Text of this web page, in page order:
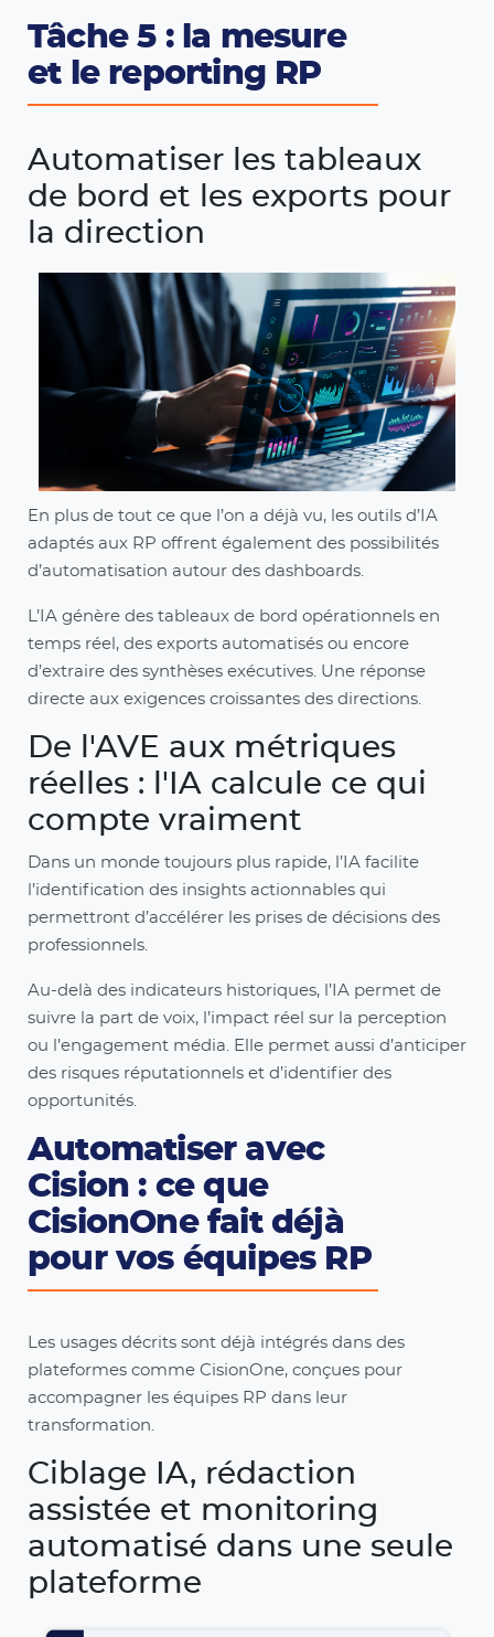
Tâche 5 : la mesure
et le reporting RP
Automatiser les tableaux
de bord et les exports pour
la direction
En plus de tout ce que l’on a déjà vu, les outils d’IA
adaptés aux RP offrent également des possibilités
d’automatisation autour des dashboards.
L’IA génère des tableaux de bord opérationnels en
temps réel, des exports automatisés ou encore
d’extraire des synthèses exécutives. Une réponse
directe aux exigences croissantes des directions.
De l'AVE aux métriques
réelles : l'IA calcule ce qui
compte vraiment
Dans un monde toujours plus rapide, l’IA facilite
l’identification des insights actionnables qui
permettront d’accélérer les prises de décisions des
professionnels.
Au-delà des indicateurs historiques, l’IA permet de
suivre la part de voix, l’impact réel sur la perception
ou l’engagement média. Elle permet aussi d’anticiper
des risques réputationnels et d’identifier des
opportunités.
Automatiser avec
Cision : ce que
CisionOne fait déjà
pour vos équipes RP
Les usages décrits sont déjà intégrés dans des
plateformes comme CisionOne, conçues pour
accompagner les équipes RP dans leur
transformation.
Ciblage IA, rédaction
assistée et monitoring
automatisé dans une seule
plateforme